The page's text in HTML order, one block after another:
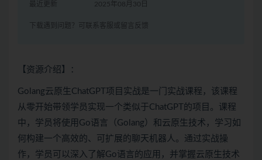
最近更新 2025年08月30日
下载遇到问题？可联系客服或留言反馈
【资源介绍】：
Golang云原生ChatGPT项目实战是一门实战课程，该课程
从零开始带领学员实现一个类似于ChatGPT的项目。课程
中，学员将使用Go语言（Golang）和云原生技术，学习如
何构建一个高效的、可扩展的聊天机器人。通过实战操
作，学员可以深入了解Go语言的应用，并掌握云原生技术